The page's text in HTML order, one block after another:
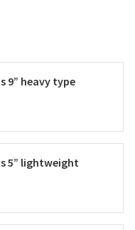
9” heavy type
5” lightweight